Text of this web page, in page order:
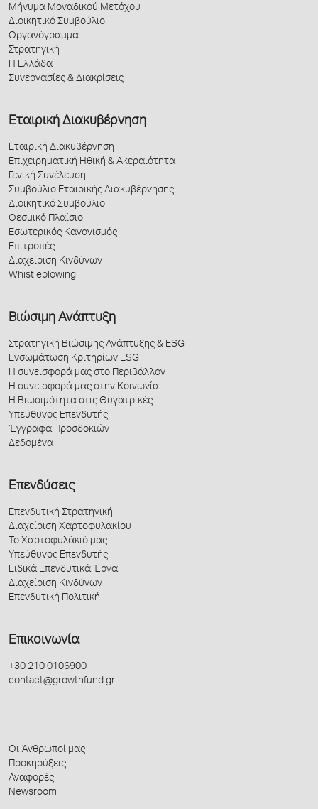
Μήνυμα Μοναδικού Μετόχου
Διοικητικό Συμβούλιο
Οργανόγραμμα
Στρατηγική
Η Ελλάδα
Συνεργασίες & Διακρίσεις
Εταιρική Διακυβέρνηση
Εταιρική Διακυβέρνηση
Επιχειρηματική Ηθική & Ακεραιότητα
Γενική Συνέλευση
Συμβούλιο Εταιρικής Διακυβέρνησης
Διοικητικό Συμβούλιο
Θεσμικό Πλαίσιο
Εσωτερικός Κανονισμός
Επιτροπές
Διαχείριση Κινδύνων
Whistleblowing
Βιώσιμη Ανάπτυξη
Στρατηγική Βιώσιμης Ανάπτυξης & ESG
Ενσωμάτωση Κριτηρίων ESG
Η συνεισφορά μας στο Περιβάλλον
Η συνεισφορά μας στην Κοινωνία
Η Βιωσιμότητα στις Θυγατρικές
Υπεύθυνος Επενδυτής
Έγγραφα Προσδοκιών
Δεδομένα
Επενδύσεις
Επενδυτική Στρατηγική
Διαχείριση Χαρτοφυλακίου
Το Χαρτοφυλάκιό μας
Υπεύθυνος Επενδυτής
Ειδικά Επενδυτικά Έργα
Διαχείριση Κινδύνων
Επενδυτική Πολιτική
Επικοινωνία
+30 210 0106900
contact@growthfund.gr
Οι Άνθρωποί μας
Προκηρύξεις
Αναφορές
Newsroom